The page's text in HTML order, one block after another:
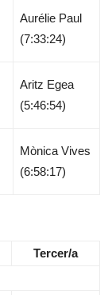
Aurélie Paul
(7:33:24)
Aritz Egea
(5:46:54)
Mònica Vives
(6:58:17)
Tercer/a